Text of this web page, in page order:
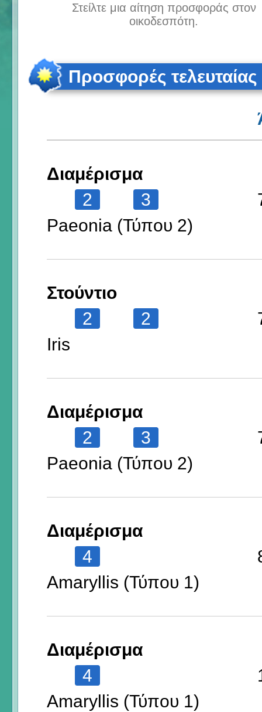
Στείλτε μια αίτηση προσφοράς στον
οικοδεσπότη.
Προσφορές τελευταίας
Διαμέρισμα
2
3
Paeonia (Τύπου 2)
Στούντιο
2
2
Iris
Διαμέρισμα
2
3
Paeonia (Τύπου 2)
Διαμέρισμα
4
Amaryllis (Τύπου 1)
Διαμέρισμα
4
Amaryllis (Τύπου 1)